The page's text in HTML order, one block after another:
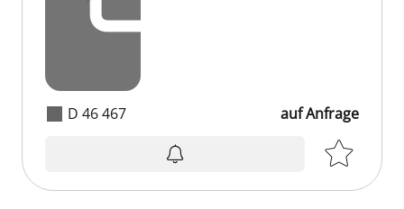
D 46 467 auf Anfrage